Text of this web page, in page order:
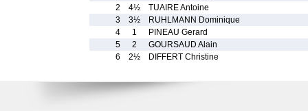
2
4½
TUAIRE Antoine
3
3½
RUHLMANN Dominique
4
1
PINEAU Gerard
5
2
GOURSAUD Alain
6
2½ DIFFERT Christine